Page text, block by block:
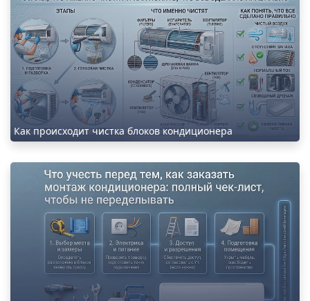
Как происходит чистка блоков кондиционера